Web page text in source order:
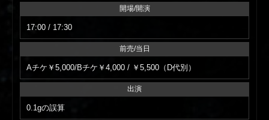
開場/開演
17:00 / 17:30
前売/当日
Aチケ￥5,000/Bチケ￥4,000 / ￥5,500（D代別）
出演
0.1gの誤算